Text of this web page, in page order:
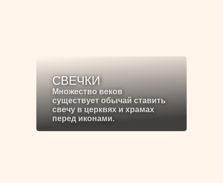
СВЕЧКИ
Множество веков
существует обычай ставить
свечу в церквях и храмах
перед иконами.